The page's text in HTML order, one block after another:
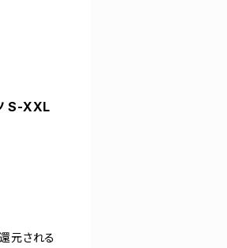
S-XXL
元される